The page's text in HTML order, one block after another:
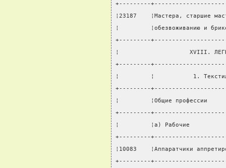
+---------
¦23187    ¦Мастера, старшие
¦         ¦обезвоживанию и
+---------
¦                    XVIII.
+---------
¦         ¦           1.
+---------
¦         ¦Общие
+---------
¦         ¦а) Рабочие
+---------
¦10083    ¦Аппаратчики
+---------